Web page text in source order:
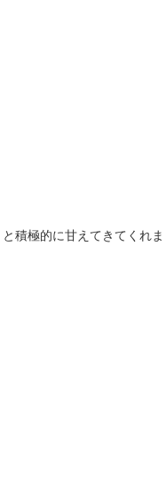
積極的に甘えてきてくれま